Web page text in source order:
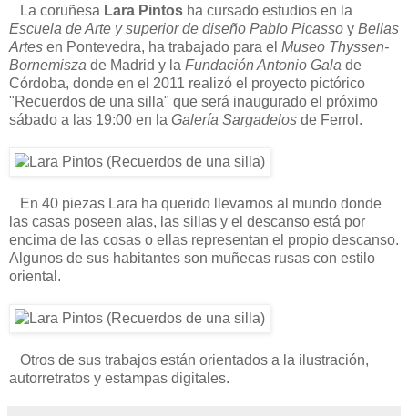
La coruñesa Lara Pintos ha cursado estudios en la
Escuela de Arte y superior de diseño Pablo Picasso y Bellas
Artes en Pontevedra, ha trabajado para el Museo Thyssen-
Bornemisza de Madrid y la Fundación Antonio Gala de
Córdoba, donde en el 2011 realizó el proyecto pictórico
"Recuerdos de una silla" que será inaugurado el próximo
sábado a las 19:00 en la Galería Sargadelos de Ferrol.
En 40 piezas Lara ha querido llevarnos al mundo donde
las casas poseen alas, las sillas y el descanso está por
encima de las cosas o ellas representan el propio descanso.
Algunos de sus habitantes son muñecas rusas con estilo
oriental.
Otros de sus trabajos están orientados a la ilustración,
autorretratos y estampas digitales.